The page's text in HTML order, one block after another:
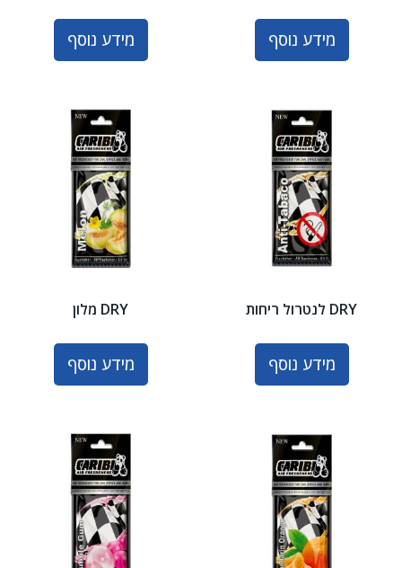
מידע נוסף מידע נוסף
DRY לנטרול ריחות
מידע נוסף
DRY מלון
מידע נוסף